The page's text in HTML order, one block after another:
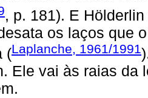
, p. 181). E
os laços que
(Laplanche, 1961/1991
Ele vai às raias da